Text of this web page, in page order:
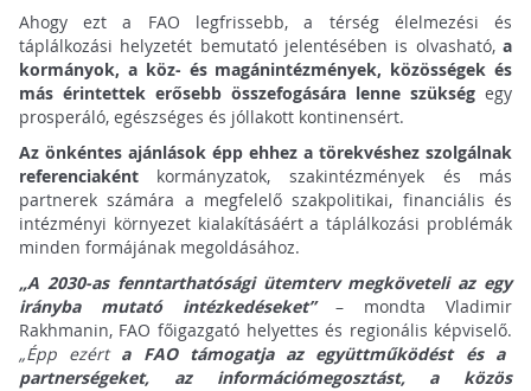
Ahogy ezt a FAO legfrissebb, a térség élelmezési és
táplálkozási helyzetét bemutató jelentésében is olvasható,a
kormányok, a köz- és magánintézmények, közösségek és
más érintettek erősebb összefogására lenne szükség egy
prosperáló, egészséges és jóllakott kontinensért.
Az önkéntes ajánlások épp ehhez a törekvéshez szolgálnak
referenciakéntkormányzatok, szakintézmények és más
partnerek számára a megfelelő szakpolitikai, financiális és
intézményi környezet kialakításáért a táplálkozási problémák
minden formájának megoldásához.
„A 2030-as fenntarthatósági ütemterv megköveteli az egy
irányba mutató intézkedéseket”– mondta Vladimir
Rakhmanin, FAO főigazgató helyettes és regionális képviselő.
„Épp ezért a FAO támogatja az együttműködést és a
partnerségeket, az információmegosztást, a közös